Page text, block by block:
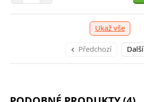
Ukaž vše
Předchozí Další